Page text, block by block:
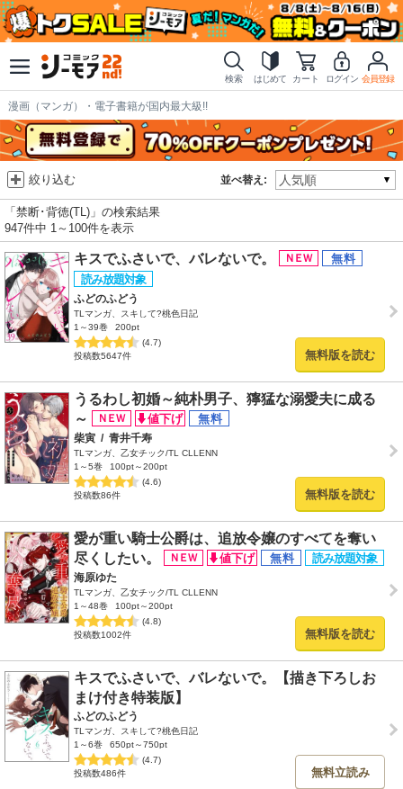
検索 はじめて カート ログイン 会員登録
漫画（マンガ）・電子書籍が国内最大級!!
並べ替え:
絞り込む
「禁断･背徳(TL)」の検索結果
947件中 1～100件を表示
キスでふさいで、バレないで。
ふどのふどう
TLマンガ、スキして?桃色日記
1～39巻
200pt
(4.7)
投稿数5647件
無料版を読む
うるわし初婚～純朴男子、獰猛な溺愛夫に成る
～
柴寅 / 青井千寿
TLマンガ、乙女チック/TL CLLENN
1～5巻
100pt～200pt
(4.6)
投稿数86件
無料版を読む
愛が重い騎士公爵は、追放令嬢のすべてを奪い
尽くしたい。
海原ゆた
TLマンガ、乙女チック/TL CLLENN
1～48巻
100pt～200pt
(4.8)
投稿数1002件
無料版を読む
キスでふさいで、バレないで。【描き下ろしお
まけ付き特装版】
ふどのふどう
TLマンガ、スキして?桃色日記
1～6巻
650pt～750pt
(4.7)
投稿数486件
無料立読み